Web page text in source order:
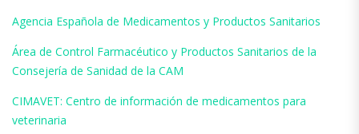
Agencia Española de Medicamentos y Productos Sanitarios
Área de Control Farmacéutico y Productos Sanitarios de la
Consejería de Sanidad de la CAM
CIMAVET: Centro de información de medicamentos para
veterinaria